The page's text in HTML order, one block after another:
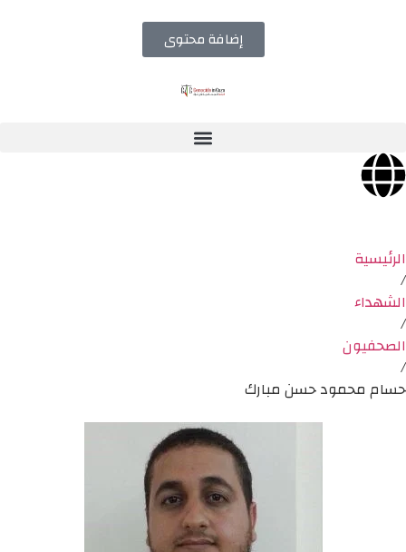
إضافة محتوى
الرئيسية
/
الشهداء
/
الصحفيون
/
حسام محمود حسن مبارك